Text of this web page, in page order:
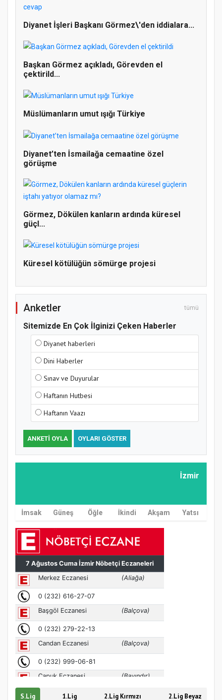
Doğanyol'da Temel Dini Bilgiler Sınavı
Gerçekleştirildi
MÜFTÜ ABULSELAM ÖZDERE’YE ZİYARET
Diyanet İşleri Başkanı Görmez\'den iddialara...
Başkan Görmez açıkladı, Görevden el
çektirild...
Müslümanların umut ışığı Türkiye
Diyanet’ten İsmailağa cemaatine özel
görüşme
Görmez, Dökülen kanların ardında küresel
güçl...
Küresel kötülüğün sömürge projesi
Anketler tümü
Sitemizde En Çok İlginizi Çeken Haberler
Diyanet haberleri
Dini Haberler
Sınav ve Duyurular
Haftanın Hutbesi
Haftanın Vaazı
ANKETI OYLA OYLARI GÖSTER
İzmir
İmsak Güneş Öğle İkindi Akşam Yatsı
S.Lig 1.Lig 2.Lig Kırmızı 2.Lig Beyaz